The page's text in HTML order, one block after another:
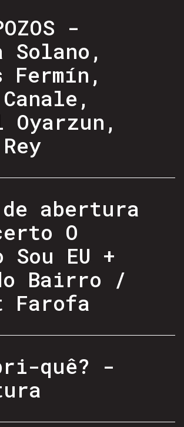
-
Solano,
Fermín,
Oyarzun,
abertura
O
Sou EU +
Bairro /
Farofa
quê? -